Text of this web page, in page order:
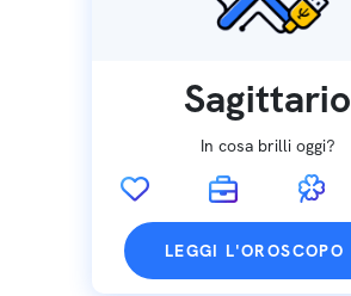
Sagittario
In cosa brilli oggi?
LEGGI L'OROSCOPO